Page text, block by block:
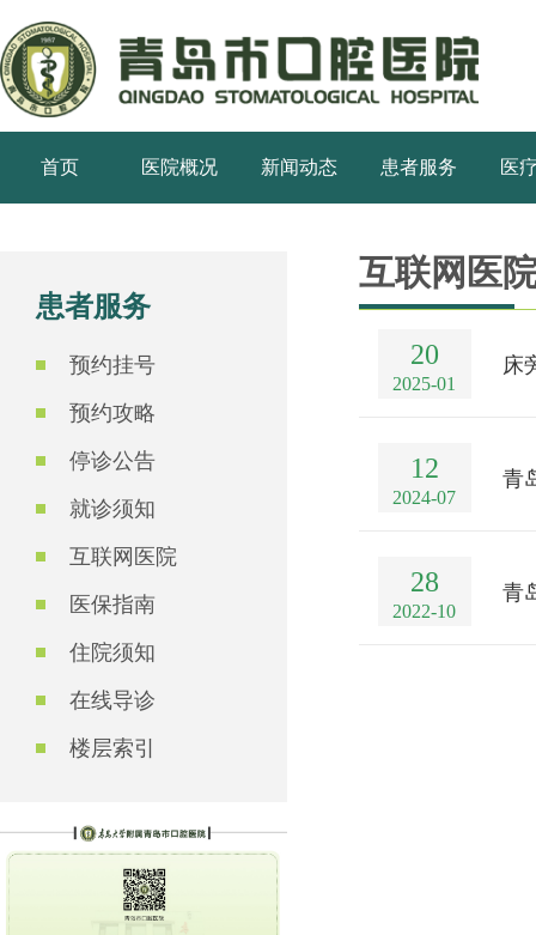
首页 医院概况 新闻动态 患者服务 医
患者服务
预约挂号
预约攻略
停诊公告
就诊须知
互联网医院
医保指南
住院须知
在线导诊
楼层索引
互联网医
20
2025-01
床
12
2024-07
青
28
2022-10
青